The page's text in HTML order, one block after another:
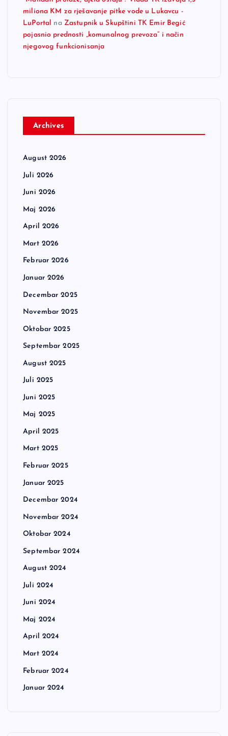
miliona KM za rješavanje pitke vode u Lukavcu -
LuPortal na Zastupnik u Skupštini TK Emir Begić
pojasnio prednosti „komunalnog prevoza“ i način
njegovog funkcionisanja
Archives
August 2026
Juli 2026
Juni 2026
Maj 2026
April 2026
Mart 2026
Februar 2026
Januar 2026
Decembar 2025
Novembar 2025
Oktobar 2025
Septembar 2025
August 2025
Juli 2025
Juni 2025
Maj 2025
April 2025
Mart 2025
Februar 2025
Januar 2025
Decembar 2024
Novembar 2024
Oktobar 2024
Septembar 2024
August 2024
Juli 2024
Juni 2024
Maj 2024
April 2024
Mart 2024
Februar 2024
Januar 2024